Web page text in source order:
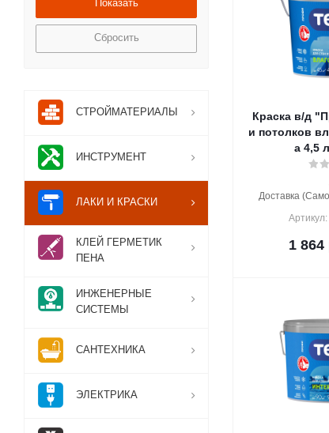
Краска в/д
и потолков
а 4,5
Доставка
1 864
Tikkurila (50)
VGT (24)
Основит (1)
ТЕКС (
Сбросить
СТРОЙМАТЕРИАЛЫ
ИНСТРУМЕНТ
ЛАКИ И КРАСКИ
КЛЕЙ ГЕРМЕТИК
ПЕНА
ИНЖЕНЕРНЫЕ
СИСТЕМЫ
САНТЕХНИКА
ЭЛЕКТРИКА